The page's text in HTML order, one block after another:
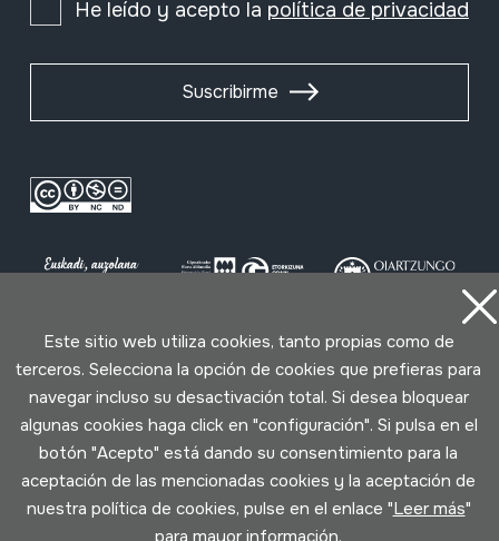
He leído y acepto la política de privacidad
Suscribirme
Condiciones de uso
Política de privacidad
Política de cookies
Este sitio web utiliza cookies, tanto propias como de
terceros. Selecciona la opción de cookies que prefieras para
navegar incluso su desactivación total. Si desea bloquear
algunas cookies haga click en "configuración". Si pulsa en el
botón "Acepto" está dando su consentimiento para la
aceptación de las mencionadas cookies y la aceptación de
nuestra política de cookies, pulse en el enlace "Leer más"
para mayor información.